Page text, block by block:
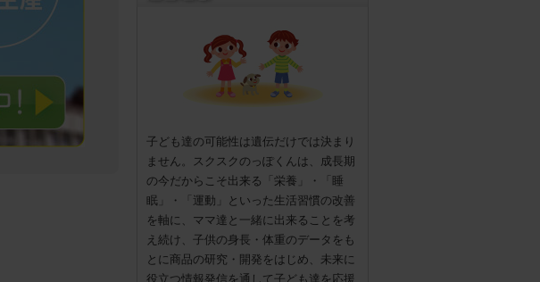
子ども達の可能性は遺伝だけでは決まり
ません。スクスクのっぽくんは、成長期
の今だからこそ出来る「栄養」・「睡
眠」・「運動」といった生活習慣の改善
を軸に、ママ達と一緒に出来ることを考
え続け、子供の身長・体重のデータをも
とに商品の研究・開発をはじめ、未来に
役立つ情報発信を通して子ども達を応援